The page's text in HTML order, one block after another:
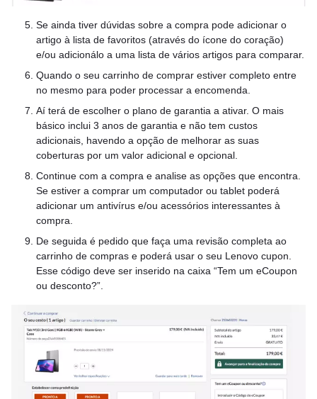
Se ainda tiver dúvidas sobre a compra pode adicionar o
artigo à lista de favoritos (através do ícone do coração)
e/ou adicionálo a uma lista de vários artigos para comparar.
Quando o seu carrinho de comprar estiver completo entre
no mesmo para poder processar a encomenda.
Aí terá de escolher o plano de garantia a ativar. O mais
básico inclui 3 anos de garantia e não tem custos
adicionais, havendo a opção de melhorar as suas
coberturas por um valor adicional e opcional.
Continue com a compra e analise as opções que encontra.
Se estiver a comprar um computador ou tablet poderá
adicionar um antivírus e/ou acessórios interessantes à
compra.
De seguida é pedido que faça uma revisão completa ao
carrinho de compras e poderá usar o seu Lenovo cupon.
Esse código deve ser inserido na caixa “Tem um eCoupon
ou desconto?”.